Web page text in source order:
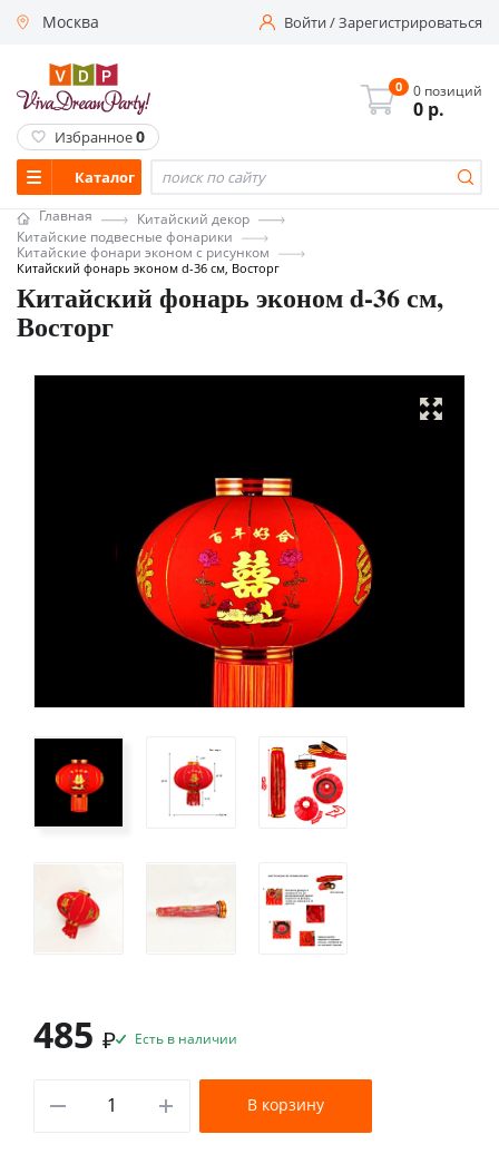
Москва Войти/Зарегистрироваться
Каталог
0 0 позиций
0 р.
Избранное0
Главная
Китайский декор
Китайские подвесные фонарики
Китайские фонари эконом с рисунком
Китайский фонарь эконом d-36 см, Восторг
Китайский фонарь эконом d-36 см,
Восторг
485 ₽ Есть в наличии
В корзину